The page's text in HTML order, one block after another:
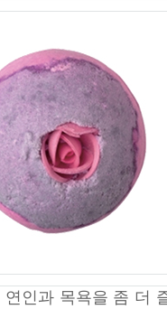
연인과 목욕을 좀 더